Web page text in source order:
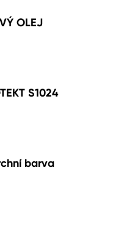
OLEJ
S1024
barva